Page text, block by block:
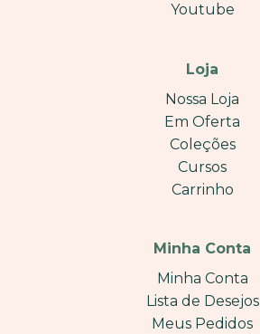
Youtube
Loja
Nossa Loja
Em Oferta
Coleções
Cursos
Carrinho
Minha Conta
Minha Conta
Lista de Desejos
Meus Pedidos